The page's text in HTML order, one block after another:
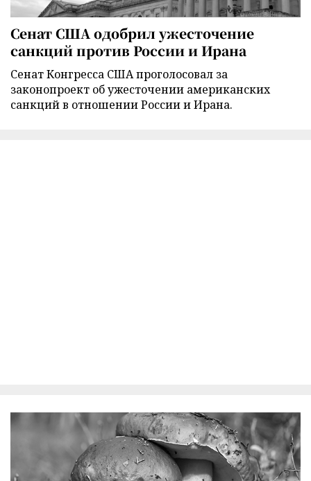
Сенат США одобрил ужесточение
санкций против России и Ирана
Сенат Конгресса США проголосовал за
законопроект об ужесточении американских
санкций в отношении России и Ирана.